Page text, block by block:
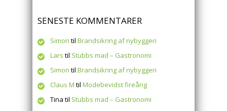
SENESTE KOMMENTARER
Simon til Brandsikring af nybyggeri
Lars til Stubbs mad – Gastronomi
Simon til Brandsikring af nybyggeri
Claus M til Modebevidst fireårig
Tina til Stubbs mad – Gastronomi